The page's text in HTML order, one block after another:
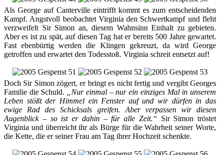
Als George auf Canterville eintrifft kommt es zum entscheidenden
Kampf. Angstvoll beobachtet Virginia den Schwertkampf und fleht
verzweifelt Sir Simon an, diesem Wahnsinn Einhalt zu gebieten.
Aber es ist zu spät, auf diesen Tag hat er bereits 500 Jahre gewartet.
Fast ebenbürtig werden die Klingen gekreuzt, da wird George
getroffen und erwartet den Todesstoß. Virginia schreit entsetzt auf!
Doch Sir Simon zögert, er bringt es nicht fertig und vergibt Georges
Familie die Schuld.
„Nur einmal – nur ein einziges Mal in unserem
Leben stößt der Himmel ein Fenster auf und wir dürfen in das
ewige Rad des Schicksals greifen. Aber verpassen wir diesen
Augenblick – so ist er dahin – für alle Zeit.“ Sir Simon tröstet
Virginia und überreicht ihr als Bürge für die Wahrheit seiner Worte,
die Kette, die er seiner Frau am Tag ihrer Hochzeit schenkte.